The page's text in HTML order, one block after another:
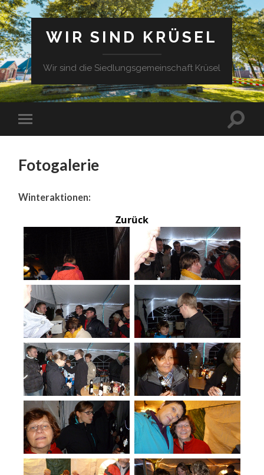
WIR SIND KRÜSEL
Wir sind die Siedlungsgemeinschaft Krüsel
Fotogalerie
Winteraktionen:
Zurück